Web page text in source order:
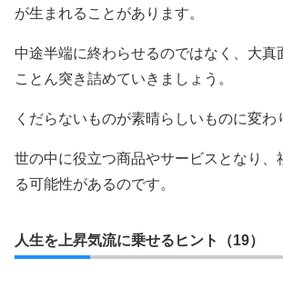
が生まれることがあります。
中途半端に終わらせるのではなく、大真
ことん突き詰めていきましょう。
くだらないものが素晴らしいものに変わ
世の中に役立つ商品やサービスとなり、
る可能性があるのです。
人生を上昇気流に乗せるヒント（19）